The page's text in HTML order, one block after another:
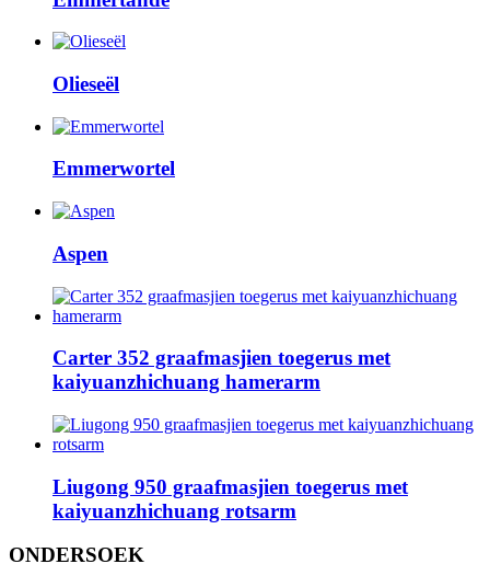
Olieseël
Emmerwortel
Aspen
Carter 352 graafmasjien toegerus met
kaiyuanzhichuang hamerarm
Liugong 950 graafmasjien toegerus met
kaiyuanzhichuang rotsarm
ONDERSOEK